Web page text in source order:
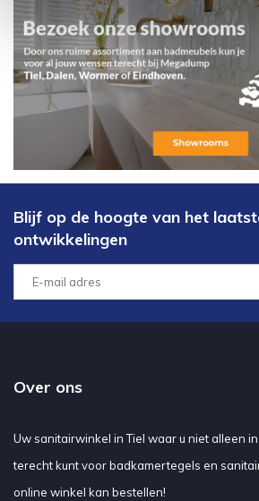
Blijf op de hoogte van het
ontwikkelingen
Over ons
Uw sanitairwinkel in Tiel waar u niet alleen
terecht kunt voor badkamertegels en
online winkel kan bestellen!